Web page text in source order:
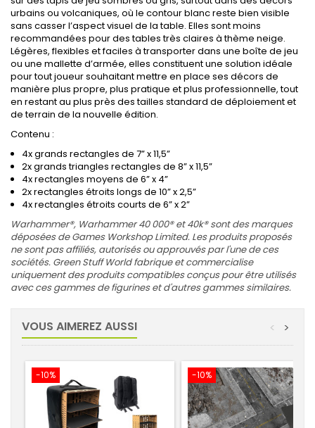
urbains ou volcaniques, où le contour blanc reste bien visible
sans casser l’aspect visuel de la table. Elles sont moins
recommandées pour des tables très claires à thème neige.
Légères, flexibles et faciles à transporter dans une boîte de jeu
ou une mallette d’armée, elles constituent une solution idéale
pour tout joueur souhaitant mettre en place ses décors de
manière plus propre, plus pratique et plus professionnelle, tout
en restant au plus près des tailles standard de déploiement et
de terrain de la nouvelle édition.
Contenu :
4x grands rectangles de 7” x 11,5”
2x grands triangles rectangles de 8” x 11,5”
4x rectangles moyens de 6” x 4”
2x rectangles étroits longs de 10” x 2,5”
4x rectangles étroits courts de 6” x 2”
Warhammer®, Warhammer 40 000® et 40k® sont des marques
déposées de Games Workshop Limited. Les produits proposés
ne sont pas affiliés, autorisés ou approuvés par l'une de ces
sociétés. Green Stuff World fabrique et commercialise
uniquement des produits compatibles conçus pour être utilisés
avec ces gammes de figurines et d'autres gammes similaires.
VOUS AIMEREZ AUSSI >
<
-10% -10%